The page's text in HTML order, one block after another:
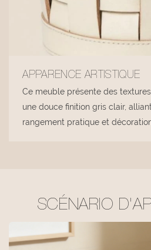
APPARENCE ARTISTIQUE
Ce meuble présente des
une douce finition gris clair,
rangement pratique et
SCÉNARIO